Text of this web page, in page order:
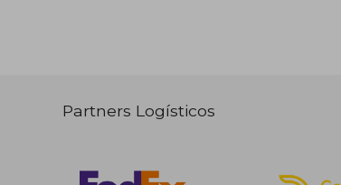
Partners Logísticos